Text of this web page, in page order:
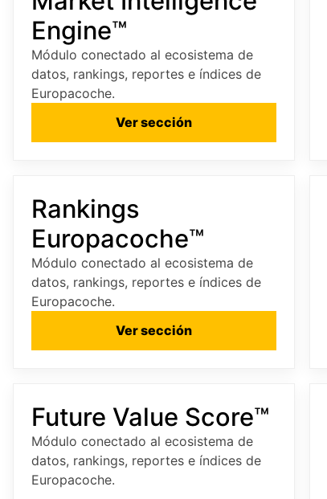
Engine™
Módulo conectado al ecosistema de
datos, rankings, reportes e índices de
Europacoche.
Ver sección
Rankings
Europacoche™
Módulo conectado al ecosistema de
datos, rankings, reportes e índices de
Europacoche.
Ver sección
Future Value Score™
Módulo conectado al ecosistema de
datos, rankings, reportes e índices de
Europacoche.